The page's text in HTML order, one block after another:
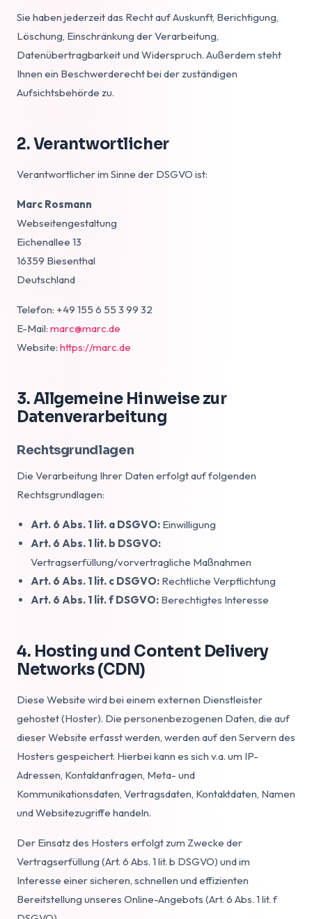
Sie haben jederzeit das Recht auf Auskunft, Berichtigung,
Löschung, Einschränkung der Verarbeitung,
Datenübertragbarkeit und Widerspruch. Außerdem steht
Ihnen ein Beschwerderecht bei der zuständigen
Aufsichtsbehörde zu.
2. Verantwortlicher
Verantwortlicher im Sinne der DSGVO ist:
Marc Rosmann
Webseitengestaltung
Eichenallee 13
16359 Biesenthal
Deutschland
Telefon: +49 155 6 55 3 99 32
E-Mail: marc@marc.de
Website: https://marc.de
3. Allgemeine Hinweise zur
Datenverarbeitung
Rechtsgrundlagen
Die Verarbeitung Ihrer Daten erfolgt auf folgenden
Rechtsgrundlagen:
Art. 6 Abs. 1 lit. a DSGVO: Einwilligung
Art. 6 Abs. 1 lit. b DSGVO:
Vertragserfüllung/vorvertragliche Maßnahmen
Art. 6 Abs. 1 lit. c DSGVO: Rechtliche Verpflichtung
Art. 6 Abs. 1 lit. f DSGVO: Berechtigtes Interesse
4. Hosting und Content Delivery
Networks (CDN)
Diese Website wird bei einem externen Dienstleister
gehostet (Hoster). Die personenbezogenen Daten, die auf
dieser Website erfasst werden, werden auf den Servern des
Hosters gespeichert. Hierbei kann es sich v.a. um IP-
Adressen, Kontaktanfragen, Meta- und
Kommunikationsdaten, Vertragsdaten, Kontaktdaten, Namen
und Websitezugriffe handeln.
Der Einsatz des Hosters erfolgt zum Zwecke der
Vertragserfüllung (Art. 6 Abs. 1 lit. b DSGVO) und im
Interesse einer sicheren, schnellen und effizienten
Bereitstellung unseres Online-Angebots (Art. 6 Abs. 1 lit. f